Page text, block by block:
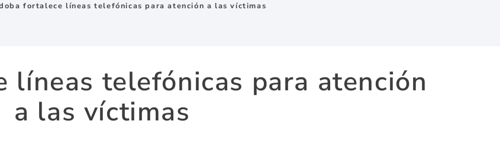
fortalece líneas telefónicas para atención a las víctimas
líneas telefónicas para atención
a las víctimas